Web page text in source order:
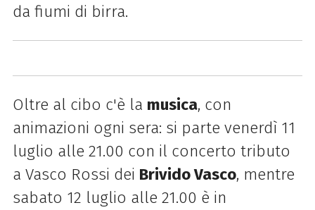
da fiumi di birra.
Oltre al cibo c'è la musica, con
animazioni ogni sera: si parte venerdì 11
luglio alle 21.00 con il concerto tributo
a Vasco Rossi dei Brivido Vasco, mentre
sabato 12 luglio alle 21.00 è in